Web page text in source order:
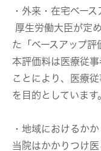
・外来・在宅ベー
厚生労働大臣が定
た「ベースアップ評
本評価料は医療従
ことにより、医療
を目的としています
・地域におけるか
当院はかかりつけ